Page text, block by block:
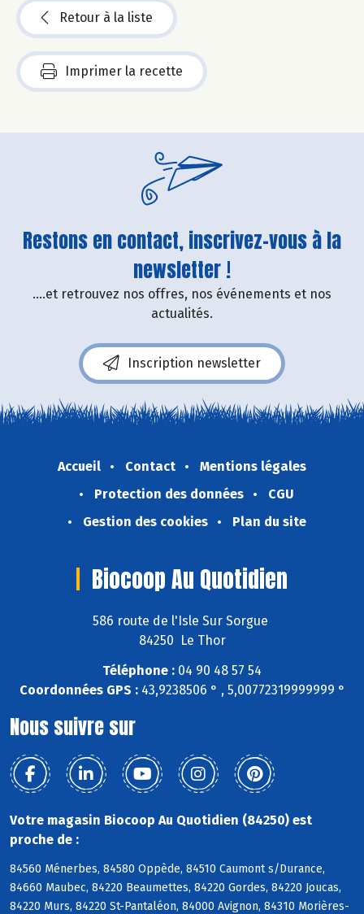
Retour à la liste
Imprimer la recette
Restons en contact, inscrivez-vous à la
newsletter !
....et retrouvez nos offres, nos événements et nos
actualités.
Inscription newsletter
Accueil Contact
Mentions légales
Protection des données
CGU
Gestion des cookies
Plan du site
Biocoop Au Quotidien
586 route de l'Isle Sur Sorgue
84250 Le Thor
Téléphone : 04 90 48 57 54
Coordonnées GPS :43,9238506 ° , 5,00772319999999 °
Nous suivre sur
Votre magasin Biocoop Au Quotidien (84250) est
proche de :
84560 Ménerbes, 84580 Oppède, 84510 Caumont s/Durance,
84660 Maubec, 84220 Beaumettes, 84220 Gordes, 84220 Joucas,
84220 Murs, 84220 St-Pantaléon, 84000 Avignon, 84310 Morières-